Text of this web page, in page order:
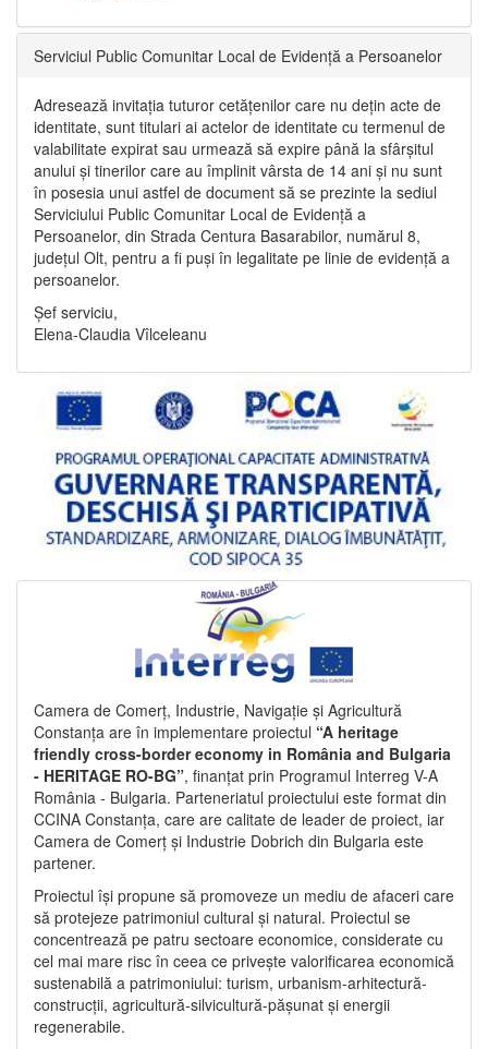
Serviciul Public Comunitar Local de Evidență a Persoanelor
Adresează invitația tuturor cetățenilor care nu dețin acte de
identitate, sunt titulari ai actelor de identitate cu termenul de
valabilitate expirat sau urmează să expire până la sfârșitul
anului și tinerilor care au împlinit vârsta de 14 ani și nu sunt
în posesia unui astfel de document să se prezinte la sediul
Serviciului Public Comunitar Local de Evidență a
Persoanelor, din Strada Centura Basarabilor, numărul 8,
județul Olt, pentru a fi puși în legalitate pe linie de evidență a
persoanelor.
Șef serviciu,
Elena-Claudia Vîlceleanu
Camera de Comerț, Industrie, Navigație și Agricultură
Constanța are în implementare proiectul “A heritage
friendly cross-border economy in România and Bulgaria
- HERITAGE RO-BG”, finanțat prin Programul Interreg V-A
România - Bulgaria. Parteneriatul proiectului este format din
CCINA Constanța, care are calitate de leader de proiect, iar
Camera de Comerț și Industrie Dobrich din Bulgaria este
partener.
Proiectul își propune să promoveze un mediu de afaceri care
să protejeze patrimoniul cultural și natural. Proiectul se
concentrează pe patru sectoare economice, considerate cu
cel mai mare risc în ceea ce privește valorificarea economică
sustenabilă a patrimoniului: turism, urbanism-arhitectură-
construcții, agricultură-silvicultură-pășunat și energii
regenerabile.